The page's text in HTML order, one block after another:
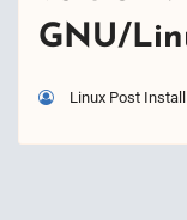
GNU/
Linux Post Install